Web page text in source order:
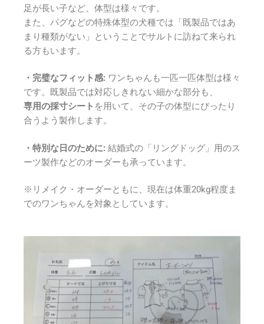
足が長い子など、体型は様々です。
また、パグなどの特殊体型の犬種では「既製品ではあ
まり種類がない」ということでサルトに訪ねて来られ
る方もいます。
・完璧なフィット感: ワンちゃんも一匹一匹体型は様々
です。既製品では対応しきれない細かな部分も、
専用の採寸シート を用いて、その子の体型にぴったり
合うよう製作します。
・特別な日のために: 結婚式の「リングドッグ」用のス
ーツ製作などのオーダーも承っています。
※リメイク・オーダーともに、現在は体重20kg程度ま
でのワンちゃんを対象としています。